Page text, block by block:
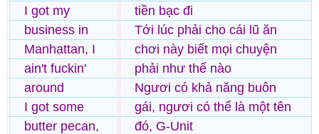
I got my
business in
Manhattan, I
ain't fuckin'
around
I got some
butter pecan,
tiền bạc đi
Tới lúc phải cho cái lũ ăn
chơi này biết mọi chuyện
phải như thế nào
Ngươi có khả năng buôn
gái, ngươi có thể là một tên
đó, G-Unit